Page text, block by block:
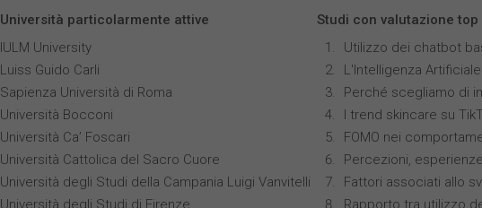
Università particolarmente attive
IULM University
Luiss Guido Carli
Sapienza Università di Roma
Università Bocconi
Università Ca’ Foscari
Università Cattolica del Sacro Cuore
Università degli Studi della Campania Luigi Vanvitelli
Università degli Studi di Firenze
Studi con valutazione top
Utilizzo dei chatbot
L'Intelligenza
Perché scegliamo di
I trend skincare su
FOMO nei
Percezioni,
Fattori associati allo
Rapporto tra utilizzo